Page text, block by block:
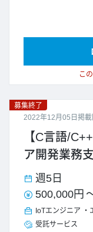
こ
募集終了
2022年12月05日掲載
【C言語/
ア開発業務
週5日
500,000円
IoTエンジニア
受託サービス